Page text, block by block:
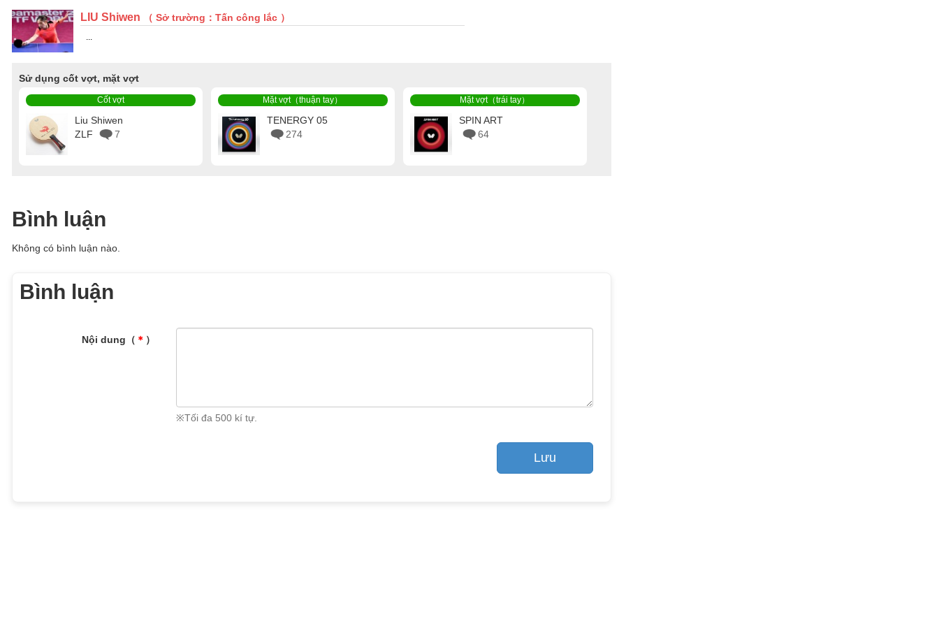
LIU Shiwen （ Sở trường：Tấn công lắc ）
...
Sử dụng cốt vợt, mặt vợt
Cốt vợt
Liu Shiwen
ZLF
7
Mặt vợt（thuận tay）
TENERGY 05
274
Mặt vợt（trái tay）
SPIN ART
64
Bình luận
Không có bình luận nào.
Bình luận
Nội dung（ ＊ ）
※Tối đa 500 kí tự.